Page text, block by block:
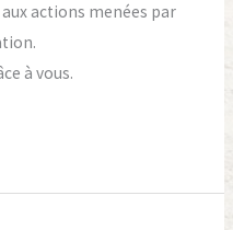
actions menées par
à vous.